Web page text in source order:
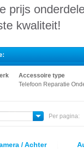
prijs
kwaliteit!
Accessoire type
Telefoon Reparatie
Per pagina:
/ Achter